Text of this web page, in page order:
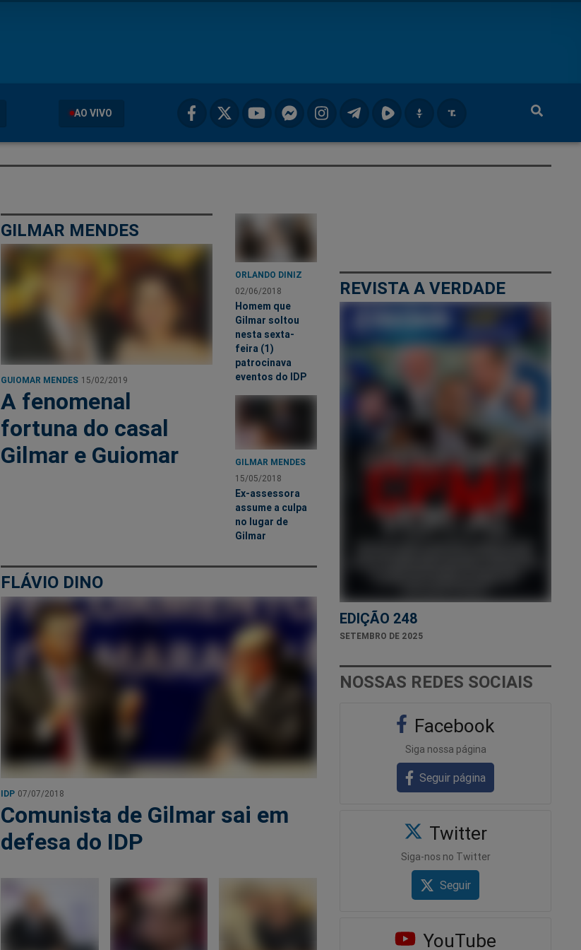
AO VIVO
GILMAR MENDES
GUIOMAR MENDES 15/02/2019
A fenomenal
fortuna do casal
Gilmar e Guiomar
ORLANDO DINIZ
02/06/2018
Homem que
Gilmar soltou
nesta sexta-
feira (1)
patrocinava
eventos do IDP
GILMAR MENDES
15/05/2018
Ex-assessora
assume a culpa
no lugar de
Gilmar
FLÁVIO DINO
IDP 07/07/2018
Comunista de Gilmar sai em
defesa do IDP
REVISTA A VERDADE
EDIÇÃO 248
SETEMBRO DE 2025
NOSSAS REDES SOCIAIS
Facebook
Siga nossa página
Seguir página
Twitter
Siga-nos no Twitter
Seguir
YouTube